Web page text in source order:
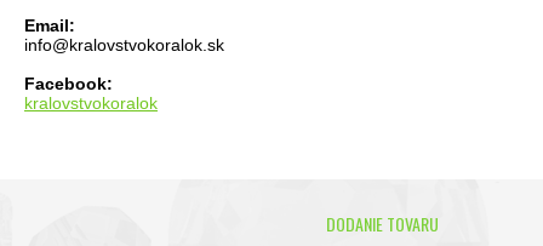
Email:
info@kralovstvokoralok.sk
Facebook:
kralovstvokoralok
DODANIE TOVARU